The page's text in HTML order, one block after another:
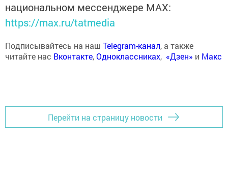
национальном мессенджере MАХ:
https://max.ru/tatmedia
Подписывайтесь на наш Telegram-канал, а также
читайте нас Вконтакте,Одноклассниках, «Дзен» и Макс
Перейти на страницу новости